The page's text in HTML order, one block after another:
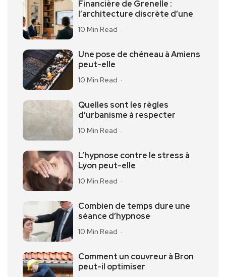
Financière de Grenelle :
l’architecture discrète d’une
10 Min Read
Une pose de chéneau à Amiens
peut-elle
10 Min Read
Quelles sont les règles
d’urbanisme à respecter
10 Min Read
L’hypnose contre le stress à
Lyon peut-elle
10 Min Read
Combien de temps dure une
séance d’hypnose
10 Min Read
Comment un couvreur à Bron
peut-il optimiser